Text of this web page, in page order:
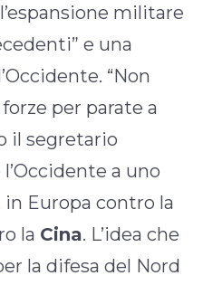
militare
e una
“Non
per parate a
il segretario
a uno
Europa contro la
la Cina. L’idea che
la difesa del Nord